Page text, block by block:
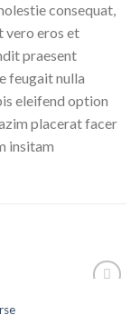
consequat,
vero eros et
praesent
feugait nulla
eleifend option
placerat facer
insitam